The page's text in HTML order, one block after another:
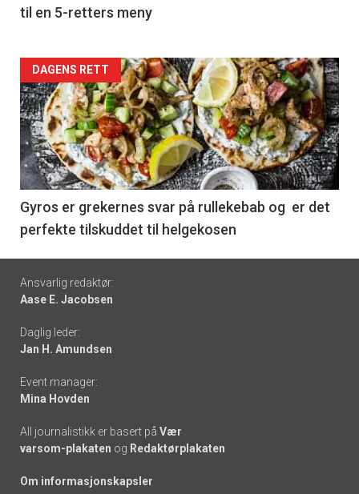
til en 5-retters meny
Forsiden
akkurat
nå
-
6
DAGENS RETT
Gyros er grekernes svar på rullekebab og er det
perfekte tilskuddet til helgekosen
Footer
-
links
Ansvarlig redaktør:
Aase E. Jacobsen
Daglig leder:
Jan H. Amundsen
Event manager:
Mina Hovden
All journalistikk er basert på Vær
varsom-plakaten og Redaktørplakaten
Om informasjonskapsler